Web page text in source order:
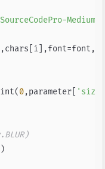
0,parameter[ 'size'